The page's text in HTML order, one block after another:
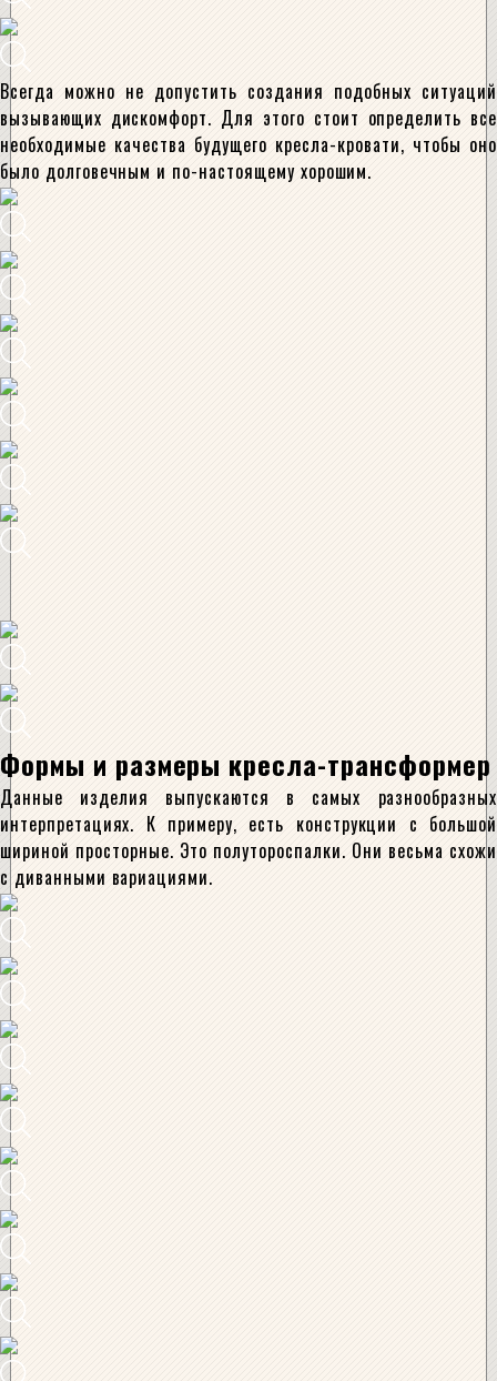
Всегда можно не допустить создания подобных ситуаций
вызывающих дискомфорт. Для этого стоит определить все
необходимые качества будущего кресла-кровати, чтобы оно
было долговечным и по-настоящему хорошим.
Формы и размеры кресла-трансформер
Данные изделия выпускаются в самых разнообразных
интерпретациях. К примеру, есть конструкции с большой
шириной просторные. Это полутороспалки. Они весьма схожи
с диванными вариациями.